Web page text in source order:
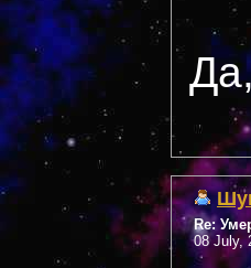
Re:
08 July,